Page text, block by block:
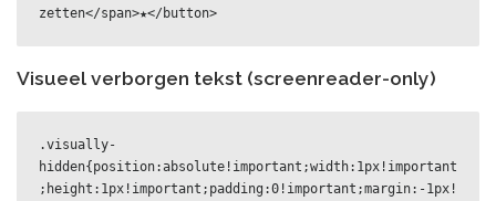
zetten</span>★</button>
Visueel verborgen tekst (screenreader-only)
.visually-
hidden{position:absolute!important;width:1px!important
;height:1px!important;padding:0!important;margin:-1px!